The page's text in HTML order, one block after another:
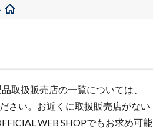
取扱販売店の一覧については、
さい。お近くに取扱販売店がない
WEB SHOPでもお求め可能